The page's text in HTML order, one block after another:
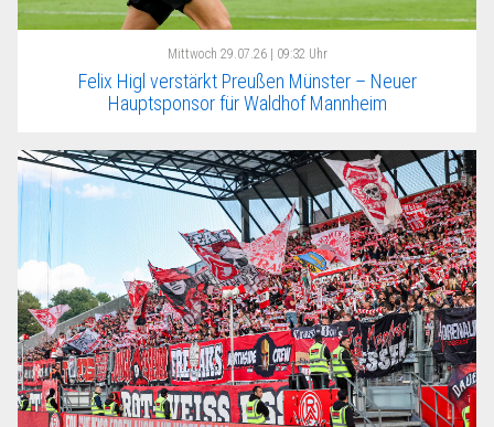
Mittwoch 29.07.26 | 09:32 Uhr
Felix Higl verstärkt Preußen Münster – Neuer
Hauptsponsor für Waldhof Mannheim